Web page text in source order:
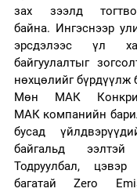
зах зээлд
байна. Ингэснээр
эрсдэлээс үл
байгуулалтыг
нөхцөлийг бүрдүүлж
Мөн МАК
МАК компанийн
бусад
байгальд
Тодруулбал,
багатай Zero